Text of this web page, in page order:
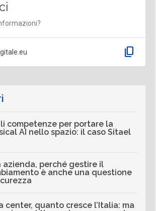
content_copy
competenze per portare la
AI nello spazio: il caso Sitael
azienda, perché gestire il
è anche una questione
center, quanto cresce l’Italia: ma